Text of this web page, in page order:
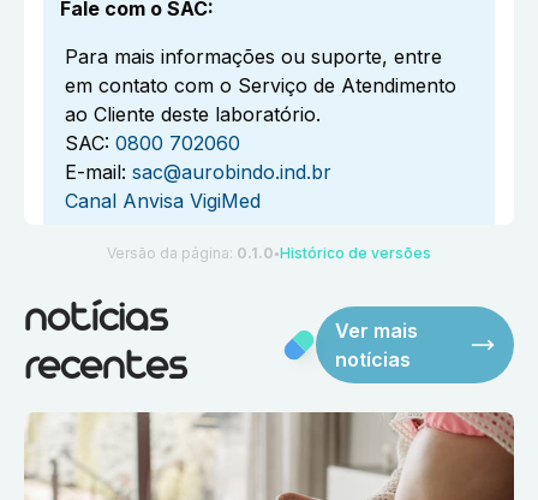
Fale com o SAC:
Para mais informações ou suporte, entre
em contato com o Serviço de Atendimento
ao Cliente deste laboratório.
SAC: 0800 702060
E-mail: sac@aurobindo.ind.br
Canal Anvisa VigiMed
Versão da página: 0.1.0 ●Histórico de versões
notícias
recentes
Ver mais
notícias